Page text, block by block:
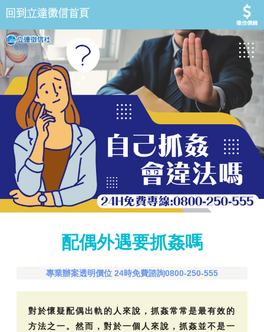
徵信價錢
配偶外遇要抓姦嗎
專業辦案透明價位 24時免費諮詢0800-250-555
對於懷疑配偶出軌的人來說，抓姦常常是最有效的
方法之一。然而，對於一個人來說，抓姦並不是一